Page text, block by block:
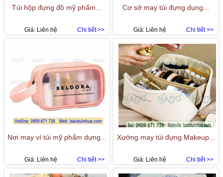
Túi hộp đựng đồ mỹ phẩm...
Chi tiết >>
Giá: Liên hệ
Cơ sở may túi đựng dụng...
Chi tiết >>
Giá: Liên hệ
Nơi may ví túi mỹ phẩm dựng...
Chi tiết >>
Giá: Liên hệ
Xưởng may túi đựng Makeup...
Chi tiết >>
Giá: Liên hệ